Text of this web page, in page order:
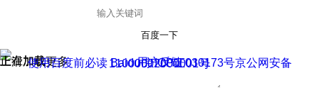
百度一下
正在加载
上滑加载更多 用户反馈
使用百度前必读 Baidu 京ICP证030173号
京公网安备11000002000001号